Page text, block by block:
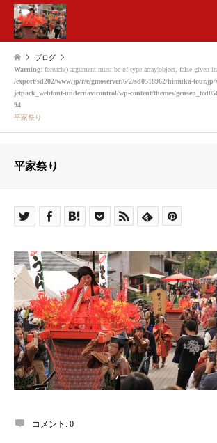
ブログ
Warning: foreach() argument must be of type array|object, false given in
/export/sd202/www/jp/r/e/gmoserver/6/2/sd0518962/himuka-tour.jp/
jetpack_webfont-undernavicontrol/wp-content/themes/
94
平家祭り
平家祭り
コメント: 0